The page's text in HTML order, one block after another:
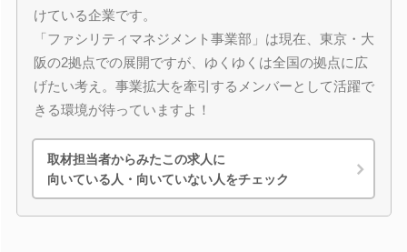
けている企業です。
「ファシリティマネジメント事業部」は現在、東京・大
阪の2拠点での展開ですが、ゆくゆくは全国の拠点に広
げたい考え。事業拡大を牽引するメンバーとして活躍で
きる環境が待っていますよ！
取材担当者からみたこの求人に
向いている人・向いていない人をチェック